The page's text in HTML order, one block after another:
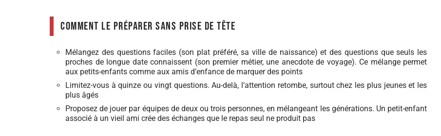
Comment le préparer sans prise de tête
Mélangez des questions faciles (son plat préféré, sa ville de naissance) et des questions que seuls les
proches de longue date connaissent (son premier métier, une anecdote de voyage). Ce mélange permet
aux petits-enfants comme aux amis d’enfance de marquer des points
Limitez-vous à quinze ou vingt questions. Au-delà, l’attention retombe, surtout chez les plus jeunes et les
plus âgés
Proposez de jouer par équipes de deux ou trois personnes, en mélangeant les générations. Un petit-enfant
associé à un vieil ami crée des échanges que le repas seul ne produit pas